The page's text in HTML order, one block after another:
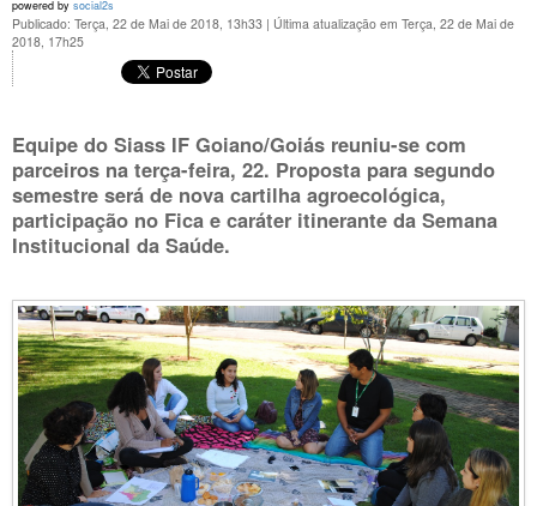
powered by social2s
Publicado: Terça, 22 de Mai de 2018, 13h33 | Última atualização em Terça, 22 de Mai de
2018, 17h25
Equipe do Siass IF Goiano/Goiás reuniu-se com
parceiros na terça-feira, 22. Proposta para segundo
semestre será de nova cartilha agroecológica,
participação no Fica e caráter itinerante da Semana
Institucional da Saúde.